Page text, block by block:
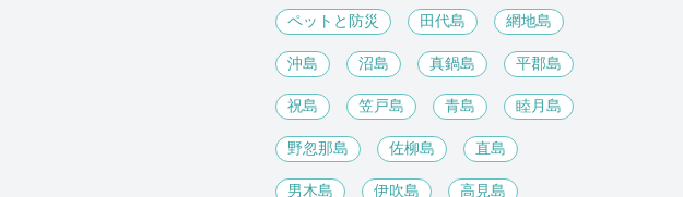
ペットと防災 田代島 網地島
沖島 沼島 真鍋島 平郡島
祝島 笠戸島 青島 睦月島
野忽那島 佐柳島 直島
男木島 伊吹島 高見島